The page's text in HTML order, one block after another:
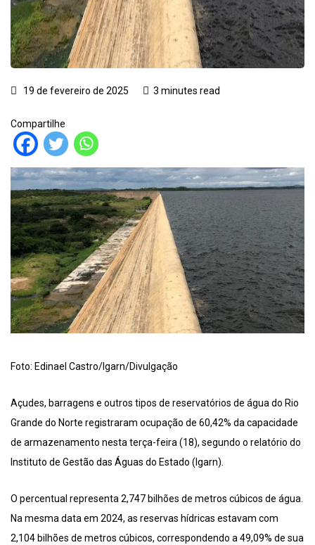
19 de fevereiro de 2025 3 minutes read
Compartilhe
Foto: Edinael Castro/Igarn/Divulgação
Açudes, barragens e outros tipos de reservatórios de água do Rio
Grande do Norte registraram ocupação de 60,42% da capacidade
de armazenamento nesta terça-feira (18), segundo o relatório do
Instituto de Gestão das Águas do Estado (Igarn).
O percentual representa 2,747 bilhões de metros cúbicos de água.
Na mesma data em 2024, as reservas hídricas estavam com
2,104 bilhões de metros cúbicos, correspondendo a 49,09% de sua